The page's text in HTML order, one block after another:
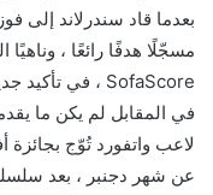
بعدما قاد سندرلاند إلى
مسجّلًا هدفًا رائعًا ،
SofaScore ، في تأكيد جديد على تطوره وثبات مستواه …
في المقابل لم يكن ما
لاعب واتفورد تُوّج
عن شهر دجنبر ، بعد